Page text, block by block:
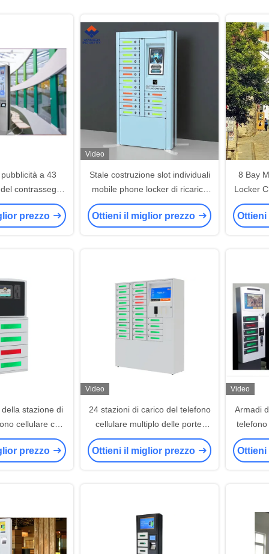
a 43
contrassegno
armadi del
cellulare
prezzo
Video
Stale costruzione slot individuali
mobile phone locker di ricarica
con lettore di carte di credito
Ottieni il miglior prezzo
8 Bay
Locker
stazione di
cellulare con
del touch
prezzo
Video
24 stazioni di carico del telefono
cellulare multiplo delle porte,
chiosco di carico del telefono
cellulare per il iPhone 6/5/iPad
Ottieni il miglior prezzo
Video
Armadi
la
rete